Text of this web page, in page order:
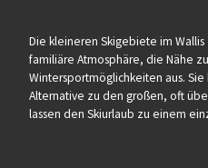
Die kleineren Skigebiete im
familiäre Atmosphäre, die Nähe
Wintersportmöglichkeiten aus.
Alternative zu den großen, oft
lassen den Skiurlaub zu einem